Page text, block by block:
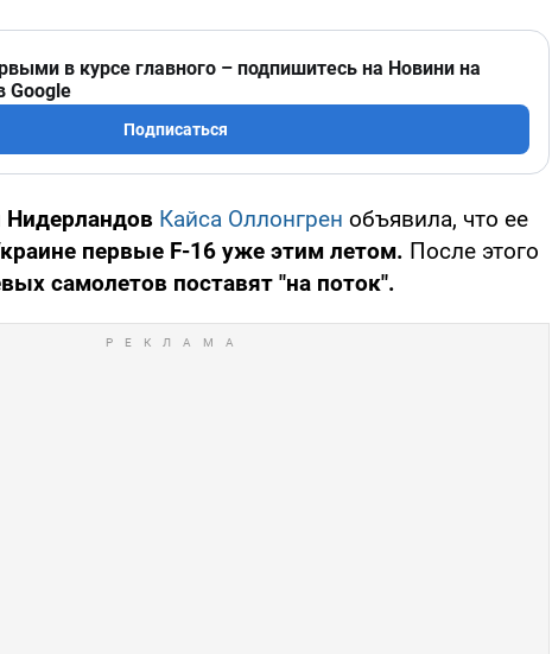
в курсе главного – подпишитесь на Новини на
Google
Подписаться
Кайса Оллонгрен объявила, что ее
первые F-16 уже этим летом. После этого
самолетов поставят "на поток".